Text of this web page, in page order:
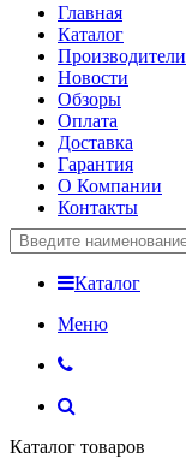
Главная
Каталог
Производители
Новости
Обзоры
Оплата
Доставка
Гарантия
О Компании
Контакты
Каталог
Меню
Каталог товаров